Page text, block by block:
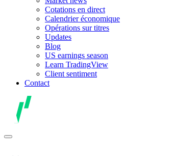
Cotations en direct
Calendrier économique
Opérations sur titres
Updates
Blog
US earnings season
Learn TradingView
Client sentiment
Contact